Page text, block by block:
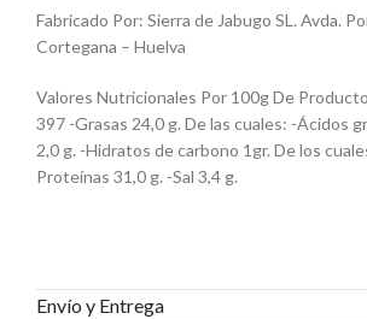
Fabricado Por: Sierra de Jabugo SL. Avda.
Cortegana – Huelva
Valores Nutricionales Por 100g De
397 -Grasas 24,0 g. De las cuales: -Ácidos
2,0 g. -Hidratos de carbono 1gr. De los
Proteínas 31,0 g. -Sal 3,4 g.
Envío y Entrega